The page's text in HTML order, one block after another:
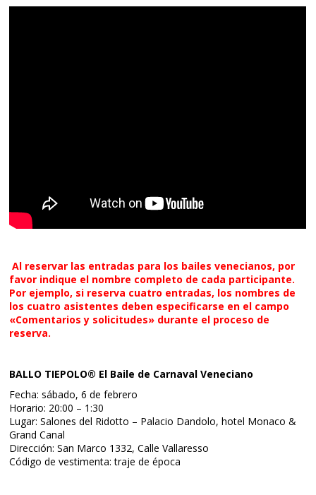
Al reservar las entradas para los bailes venecianos, por
favor indique el nombre completo de cada participante.
Por ejemplo, si reserva cuatro entradas, los nombres de
los cuatro asistentes deben especificarse en el campo
«Comentarios y solicitudes» durante el proceso de
reserva.
BALLO TIEPOLO® El Baile de Carnaval Veneciano
Fecha: sábado, 6 de febrero
Horario: 20:00 – 1:30
Lugar: Salones del Ridotto – Palacio Dandolo, hotel Monaco &
Grand Canal
Dirección: San Marco 1332, Calle Vallaresso
Código de vestimenta: traje de época